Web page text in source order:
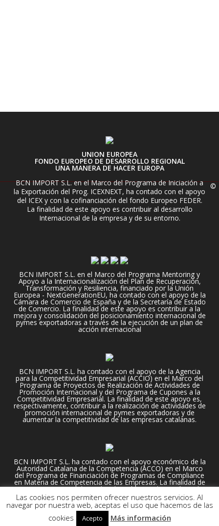
UNION EUROPEA
FONDO EUROPEO DE DESARROLLO REGIONAL
UNA MANERA DE HACER EUROPA
BCN IMPORT S.L. en el Marco del Programa de Iniciación a
la Exportación del Prog. ICEXNEXT, ha contado con el apoyo
del ICEX y con la cofinanciación del fondo Europeo FEDER.
La finalidad de este apoyo es contribuir al desarrollo
Internacional de la empresa y de su entorno.
BCN IMPORT S.L. en el Marco del Programa Mentoring y
Apoyo a la Internacionalización del Plan de Recuperación,
Transformación y Resiliencia, financiado por la Unión
Europea - NextGenerationEU, ha contado con el apoyo de la
Cámara de Comercio de España y de la Secretaría de Estado
de Comercio. La finalidad de este apoyo es contribuir a la
mejora y consolidación del posicionamiento internacional de
pymes exportadoras a través de la ejecución de un plan de
acción internacional
BCN IMPORT S.L. ha contado con el apoyo de la Agencia
para la Competitividad Empresarial (ACCIO) en el Marco del
Programa de Proyectos de Realización de Actividades de
Promoción Internacional y del Programa de Cupones a la
Competitividad Empresarial. La finalidad de este apoyo es,
respectivamente, contribuir a la realización de actividades de
promoción internacional de pymes exportadoras y de
aumentar la competitividad de las empresas catalanas.
BCN IMPORT S.L. ha contado con el apoyo económico de la
Autoridad Catalana de la Competencia (ACCO) en el Marco
del Programa de Financiación de Programas de Compliance
en Materia de Competencia de las Empresas. La finalidad de
este apoyo es contribuir a la adopción e implantación en la
organización empresarial de un programa de compliance o
de cumplimiento normativo en materia de competencia.
©
2018-2024 BCNImport S. L. -Política de privacidad-Cookies
Las cookies nos permiten ofrecer nuestros servicios. Al
navegar por nuestra web, aceptas el uso que hacemos de las
cookies
Acepto Más información